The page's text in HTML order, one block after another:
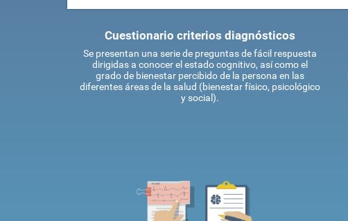
Cuestionario criterios diagnósticos
Se presentan una serie de preguntas de fácil respuesta
dirigidas a conocer el estado cognitivo, así como el
grado de bienestar percibido de la persona en las
diferentes áreas de la salud (bienestar físico, psicológico
y social).